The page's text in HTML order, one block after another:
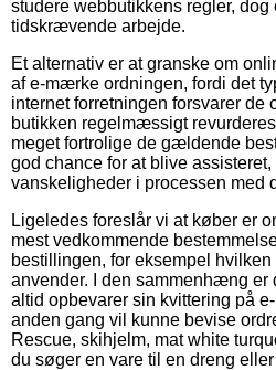
studere webbutikkens regler, dog
tidskrævende arbejde.
Et alternativ er at granske om
af e-mærke ordningen, fordi det
internet forretningen forsvarer de
butikken regelmæssigt
meget fortrolige de gældende
god chance for at blive
vanskeligheder i processen med
Ligeledes foreslår vi at køber er
mest vedkommende
bestillingen, for eksempel
anvender. I den sammenhæng er
altid opbevarer sin kvittering på
anden gang vil kunne bevise
Rescue, skihjelm, mat white
du søger en vare til en dreng